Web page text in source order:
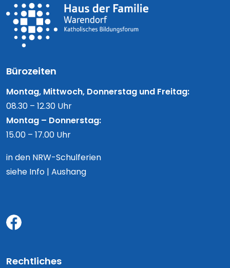
Bürozeiten
Montag, Mittwoch, Donnerstag und Freitag:
08.30 – 12.30 Uhr
Montag – Donnerstag:
15.00 – 17.00 Uhr
in den NRW-Schulferien
siehe Info | Aushang
Rechtliches